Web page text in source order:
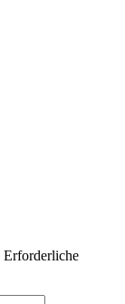
Erforderliche